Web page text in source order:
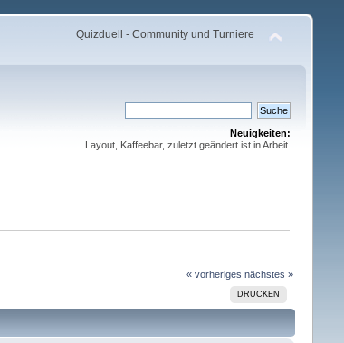
Quizduell - Community und Turniere
Neuigkeiten:
Layout, Kaffeebar, zuletzt geändert ist in Arbeit.
« vorheriges nächstes »
DRUCKEN